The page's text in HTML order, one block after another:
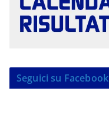
Seguici su Facebook